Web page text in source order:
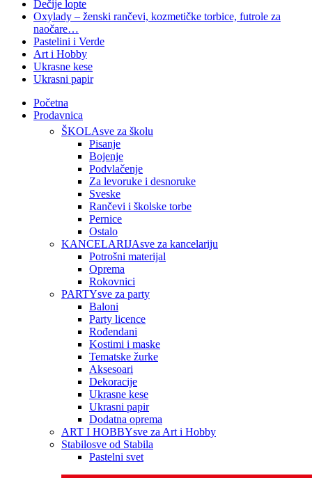
Dečije lopte
Oxylady – ženski rančevi, kozmetičke torbice, futrole za
naočare…
Pastelini i Verde
Art i Hobby
Ukrasne kese
Ukrasni papir
Početna
Prodavnica
ŠKOLAsve za školu
Pisanje
Bojenje
Podvlačenje
Za levoruke i desnoruke
Sveske
Rančevi i školske torbe
Pernice
Ostalo
KANCELARIJAsve za kancelariju
Potrošni materijal
Oprema
Rokovnici
PARTYsve za party
Baloni
Party licence
Rođendani
Kostimi i maske
Tematske žurke
Aksesoari
Dekoracije
Ukrasne kese
Ukrasni papir
Dodatna oprema
ART I HOBBYsve za Art i Hobby
Stabilosve od Stabila
Pastelni svet